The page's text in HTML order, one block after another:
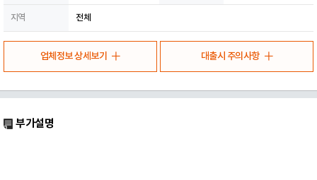
지역 전체
업체정보 상세보기 대출시 주의사항
부가설명